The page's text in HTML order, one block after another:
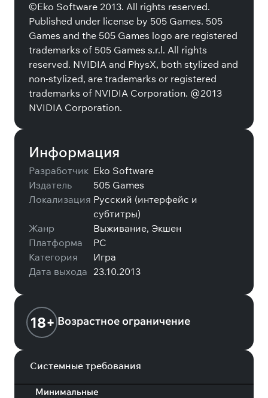
©Eko Software 2013. All rights reserved.
Published under license by 505 Games. 505
Games and the 505 Games logo are registered
trademarks of 505 Games s.r.l. All rights
reserved. NVIDIA and PhysX, both stylized and
non-stylized, are trademarks or registered
trademarks of NVIDIA Corporation. @2013
NVIDIA Corporation.
Информация
Разработчик Eko Software
Издатель
505 Games
Локализация Русский (интерфейс и
субтитры)
Жанр
Выживание, Экшен
Платформа
PC
Категория
Игра
Дата выхода 23.10.2013
18+ Возрастное ограничение
Системные требования
Минимальные